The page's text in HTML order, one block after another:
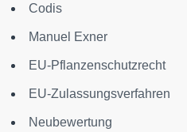
Codis
Manuel Exner
EU-Pflanzenschutzrecht
EU-Zulassungsverfahren
Neubewertung